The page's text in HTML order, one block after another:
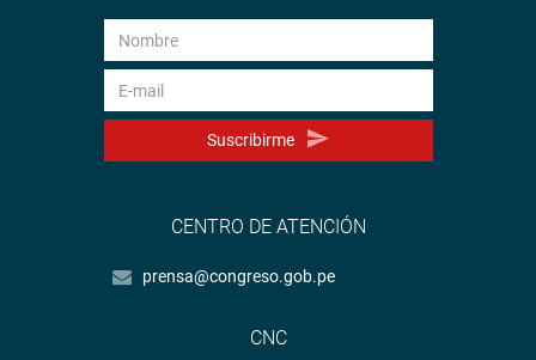
Suscribirme
CENTRO DE ATENCIÓN
prensa@congreso.gob.pe
CNC